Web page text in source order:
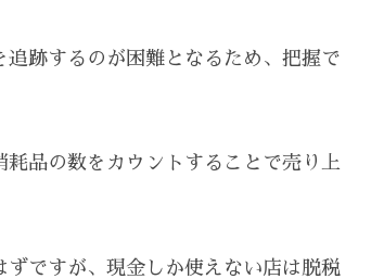
跡するのが困難となるため、把握で
品の数をカウントすることで売り上
ですが、現金しか使えない店は脱税